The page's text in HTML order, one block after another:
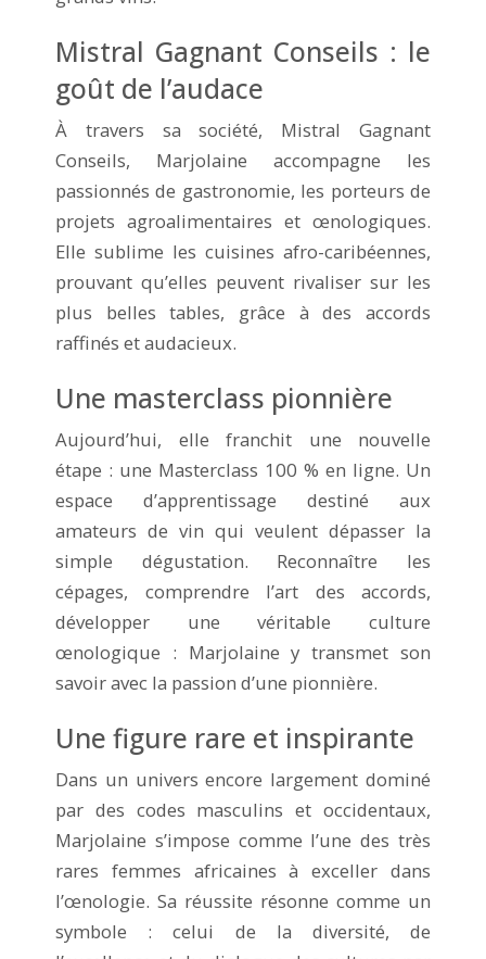
Mistral Gagnant Conseils : le
goût de l’audace
À travers sa société, Mistral Gagnant
Conseils, Marjolaine accompagne les
passionnés de gastronomie, les porteurs de
projets agroalimentaires et œnologiques.
Elle sublime les cuisines afro-caribéennes,
prouvant qu’elles peuvent rivaliser sur les
plus belles tables, grâce à des accords
raffinés et audacieux.
Une masterclass pionnière
Aujourd’hui, elle franchit une nouvelle
étape : une Masterclass 100 % en ligne. Un
espace d’apprentissage destiné aux
amateurs de vin qui veulent dépasser la
simple dégustation. Reconnaître les
cépages, comprendre l’art des accords,
développer une véritable culture
œnologique : Marjolaine y transmet son
savoir avec la passion d’une pionnière.
Une figure rare et inspirante
Dans un univers encore largement dominé
par des codes masculins et occidentaux,
Marjolaine s’impose comme l’une des très
rares femmes africaines à exceller dans
l’œnologie. Sa réussite résonne comme un
symbole : celui de la diversité, de